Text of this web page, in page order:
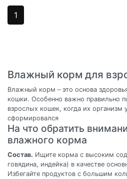
1
Влажный корм для
Влажный корм – это основа
кошки. Особенно важно правильно
взрослых кошек, когда их организм
сформировался
На что обратить
влажного корма
Состав. Ищите корма с высоким
говядина, индейка) в качестве
Избегайте продуктов с большим